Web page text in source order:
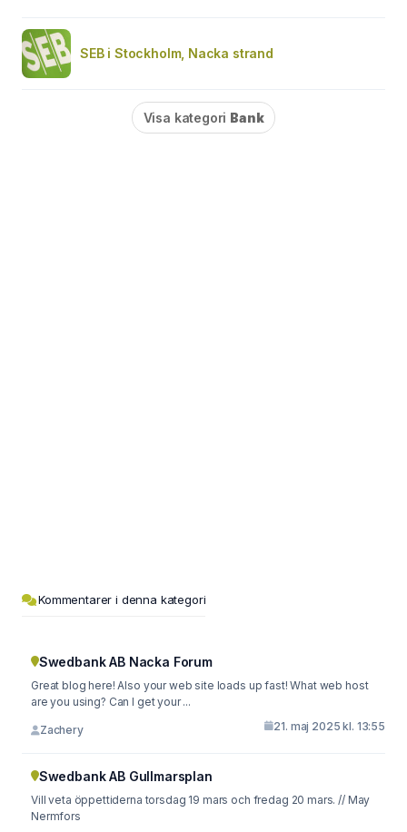
SEB i Stockholm, Nacka strand
Visa kategori Bank
Kommentarer i denna kategori
Swedbank AB Nacka Forum
Great blog here! Also your web site loads up fast! What web host
are you using? Can I get your ...
Zachery 21. maj 2025 kl. 13:55
Swedbank AB Gullmarsplan
Vill veta öppettiderna torsdag 19 mars och fredag 20 mars. // May
Nermfors